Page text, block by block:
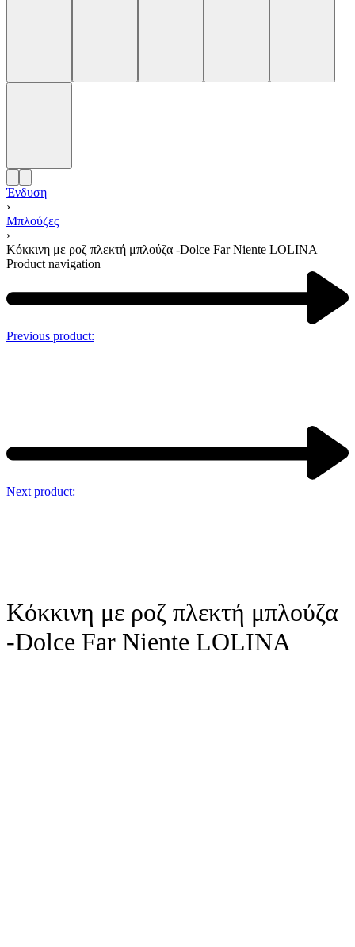
Ένδυση
›
Μπλούζες
›
Κόκκινη με ροζ πλεκτή μπλούζα -Dolce Far Niente LOLINA
Product navigation
Previous product:
Next product:
Κόκκινη με ροζ πλεκτή μπλούζα
-Dolce Far Niente LOLINA